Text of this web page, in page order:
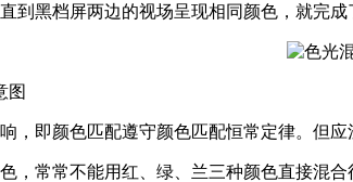
到黑档屏两边的视场呈现相同颜色，就完成
图
，即颜色匹配遵守颜色匹配恒常定律。但应
，常常不能用红、绿、兰三种颜色直接混